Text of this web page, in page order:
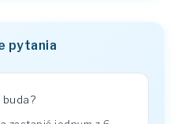
pytania
buda?